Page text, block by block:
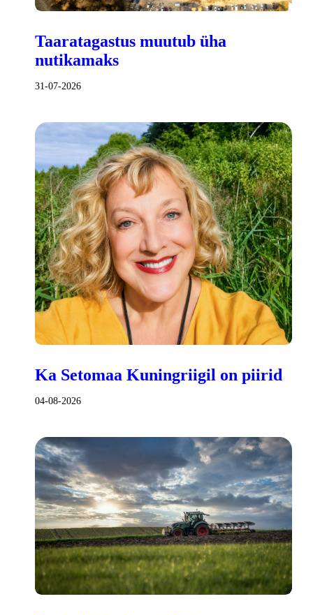
Taaratagastus muutub üha
nutikamaks
31-07-2026
Ka Setomaa Kuningriigil on piirid
04-08-2026